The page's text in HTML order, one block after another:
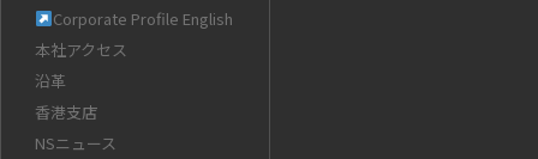
Corporate Profile English
本社アクセス
沿革
香港支店
NSニュース